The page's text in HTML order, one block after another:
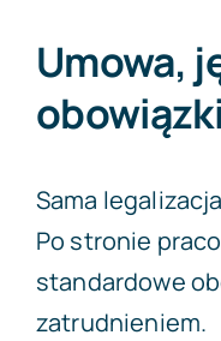
Umowa,
Sama
Po stronie
standardowe
zatrudnieniem.